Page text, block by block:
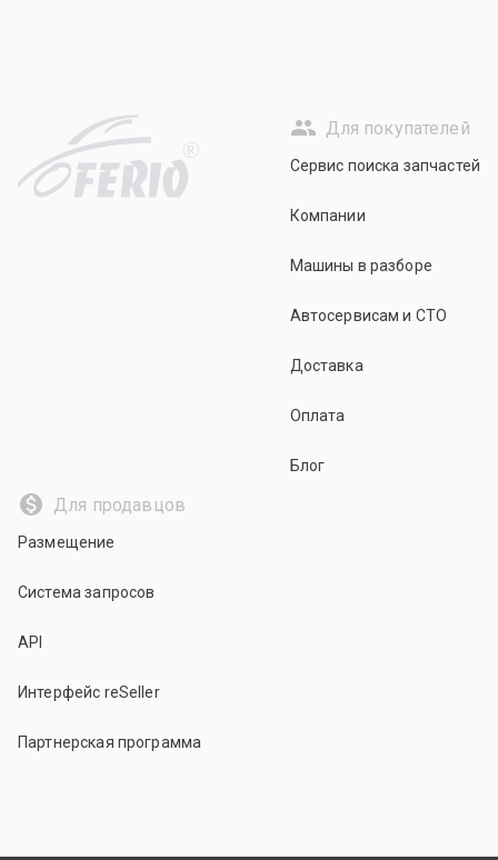
R
Для покупателей
Сервис поиска запчастей
Компании
Машины в разборе
Автосервисам и СТО
Доставка
Оплата
Блог
Для продавцов
Размещение
Система запросов
API
Интерфейс reSeller
Партнерская программа